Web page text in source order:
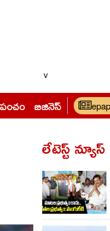
v
బిజినెస్
లేటెస్ట్ న్యూస్‌